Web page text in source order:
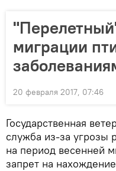
миграции
20 февраля 2017, 07:46
Государственная
служба из-за угрозы
на период весенней
запрет на